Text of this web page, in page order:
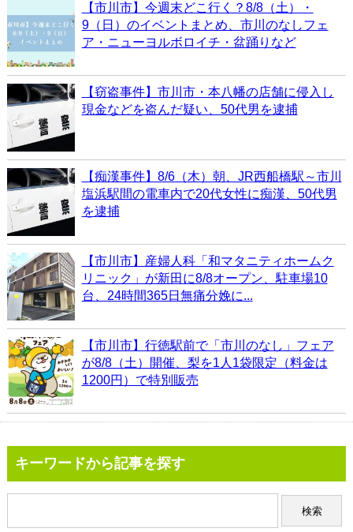
【市川市】今週末どこ行く？8/8（土）・
9（日）のイベントまとめ、市川のなしフェ
ア・ニューヨルボロイチ・盆踊りなど
【窃盗事件】市川市・本八幡の店舗に侵入し
現金などを盗んだ疑い、50代男を逮捕
【痴漢事件】8/6（木）朝、JR西船橋駅～市川
塩浜駅間の電車内で20代女性に痴漢、50代男
を逮捕
【市川市】産婦人科「和マタニティホームク
リニック」が新田に8/8オープン、駐車場10
台、24時間365日無痛分娩に...
【市川市】行徳駅前で「市川のなし」フェア
が8/8（土）開催、梨を1人1袋限定（料金は
1200円）で特別販売
キーワードから記事を探す